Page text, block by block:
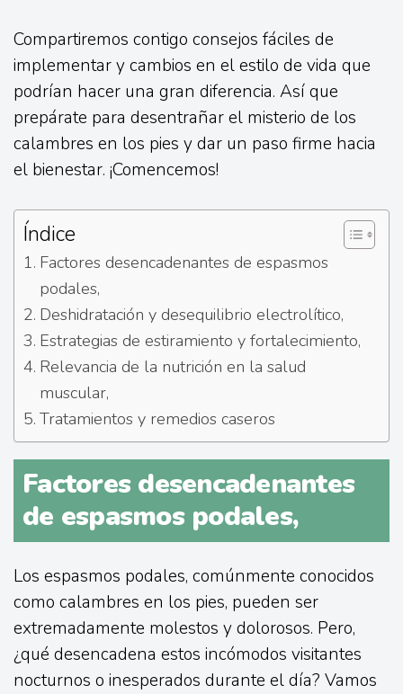
Compartiremos contigo consejos fáciles de
implementar y cambios en el estilo de vida que
podrían hacer una gran diferencia. Así que
prepárate para desentrañar el misterio de los
calambres en los pies y dar un paso firme hacia
el bienestar. ¡Comencemos!
Índice
Factores desencadenantes de espasmos
podales,
Deshidratación y desequilibrio electrolítico,
Estrategias de estiramiento y fortalecimiento,
Relevancia de la nutrición en la salud
muscular,
Tratamientos y remedios caseros
Factores desencadenantes
de espasmos podales,
Los espasmos podales, comúnmente conocidos
como calambres en los pies, pueden ser
extremadamente molestos y dolorosos. Pero,
¿qué desencadena estos incómodos visitantes
nocturnos o inesperados durante el día? Vamos